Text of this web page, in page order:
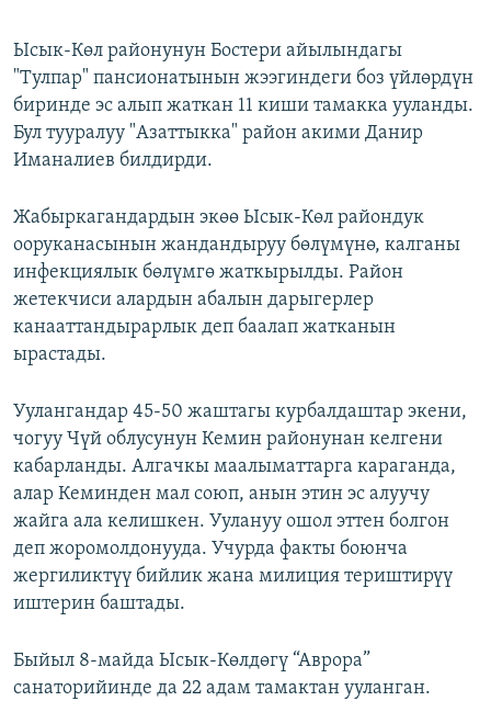
Ысык-Көл районунун Бостери айылындагы
"Тулпар" пансионатынын жээгиндеги боз үйлөрдүн
биринде эс алып жаткан 11 киши тамакка ууланды.
Бул тууралуу "Азаттыкка" район акими Данир
Иманалиев билдирди.
Жабыркагандардын экөө Ысык-Көл райондук
ооруканасынын жандандыруу бөлүмүнө, калганы
инфекциялык бөлүмгө жаткырылды. Район
жетекчиси алардын абалын дарыгерлер
канааттандырарлык деп баалап жатканын
ырастады.
Уулангандар 45-50 жаштагы курбалдаштар экени,
чогуу Чүй облусунун Кемин районунан келгени
кабарланды. Алгачкы маалыматтарга караганда,
алар Кеминден мал союп, анын этин эс алуучу
жайга ала келишкен. Уулануу ошол эттен болгон
деп жоромолдонууда. Учурда факты боюнча
жергиликтүү бийлик жана милиция териштирүү
иштерин баштады.
Быйыл 8-майда Ысык-Көлдөгү “Аврора”
санаторийинде да 22 адам тамактан ууланган.